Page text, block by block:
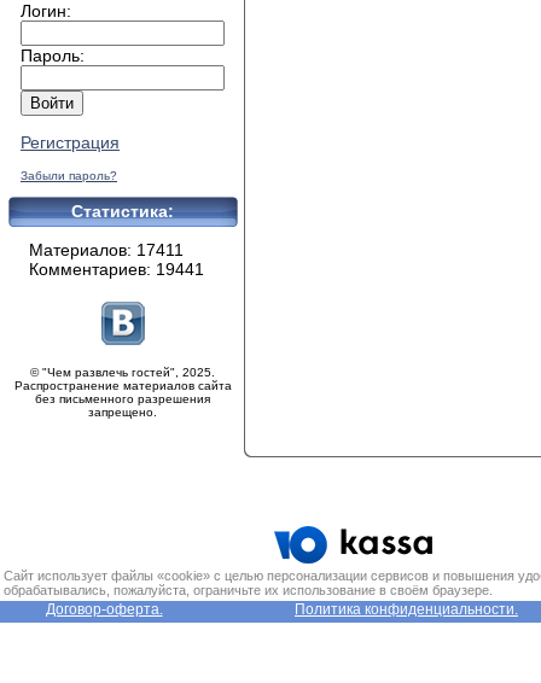
Логин:
Пароль:
Регистрация
Забыли пароль?
Статистика:
Материалов: 17411
Комментариев: 19441
© "Чем развлечь гостей", 2025.
Распространение материалов сайта
без письменного разрешения
запрещено.
Сайт использует файлы «cookie» с целью персонализации сервисов и повышения
обрабатывались, пожалуйста, ограничьте их использование в своём браузере.
Договор-оферта. Политика конфиденциальности.